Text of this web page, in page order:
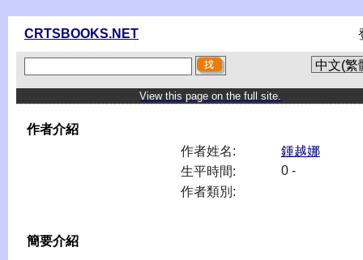
CRTSBOOKS.NET
View this page on the full site.
作者介紹
作者姓名:
鍾越娜
生平時間:
0 -
作者類別:
簡要介紹